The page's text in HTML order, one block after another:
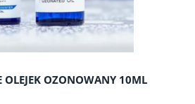
OLEJEK OZONOWANY 10ML